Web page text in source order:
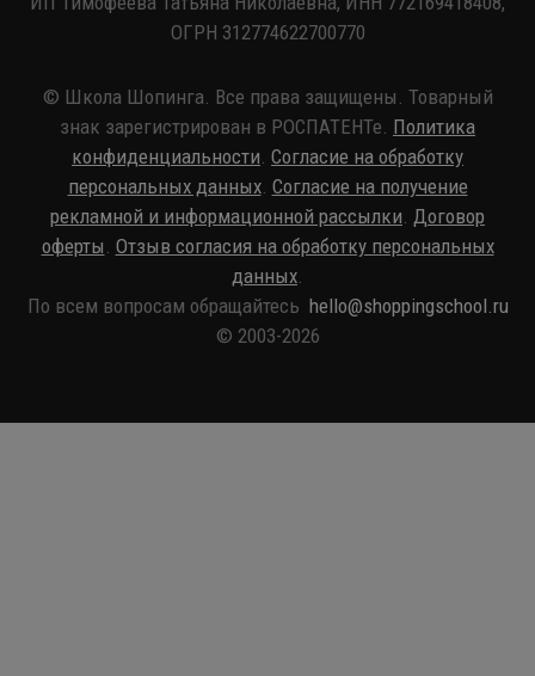
ОГРН 312774622700770
© Школа Шопинга. Все права защищены. Товарный
знак зарегистрирован в РОСПАТЕНТе. Политика
конфиденциальности. Согласие на обработку
персональных данных. Согласие на получение
рекламной и информационной рассылки. Договор
оферты . Отзыв согласия на обработку персональных
данных.
По всем вопросам обращайтесь hello@shoppingschool.ru
© 2003-2026